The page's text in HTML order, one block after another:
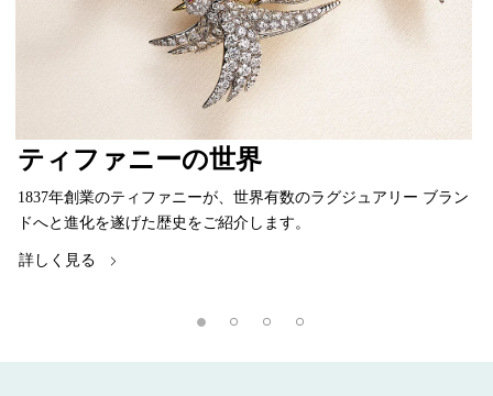
ティファニーの世界
1837年創業のティファニーが、世界有数のラグジュアリー ブラン
ドへと進化を遂げた歴史をご紹介します。
詳しく見る